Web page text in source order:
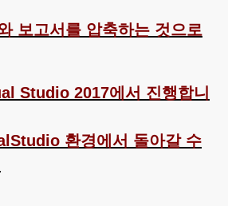
보고서를 압축하는 것으로
Studio 2017에서 진행합니
환경에서 돌아갈 수